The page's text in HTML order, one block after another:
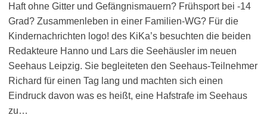
Haft ohne Gitter und Gefängnismauern? Frühsport bei -14
Grad? Zusammenleben in einer Familien-WG? Für die
Kindernachrichten logo! des KiKa’s besuchten die beiden
Redakteure Hanno und Lars die Seehäusler im neuen
Seehaus Leipzig. Sie begleiteten den Seehaus-Teilnehmer
Richard für einen Tag lang und machten sich einen
Eindruck davon was es heißt, eine Hafstrafe im Seehaus
zu…